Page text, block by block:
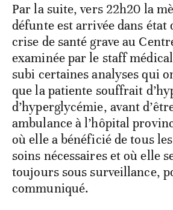
Par la suite, vers 22h20 la
défunte est arrivée dans état
crise de santé grave au
examinée par le staff
subi certaines analyses qui
que la patiente souffrait
d’hyperglycémie, avant
ambulance à l’hôpital
où elle a bénéficié de tous
soins nécessaires et où elle
toujours sous surveillance,
communiqué.